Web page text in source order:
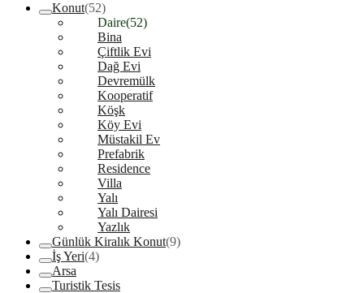
Konut(52)
Daire(52)
Bina
Çiftlik Evi
Dağ Evi
Devremülk
Kooperatif
Köşk
Köy Evi
Müstakil Ev
Prefabrik
Residence
Villa
Yalı
Yalı Dairesi
Yazlık
Günlük Kiralık Konut(9)
İş Yeri(4)
Arsa
Turistik Tesis